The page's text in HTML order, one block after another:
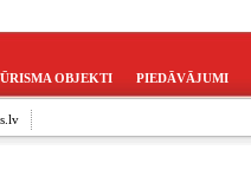
OBJEKTI PIEDĀVĀJUMI